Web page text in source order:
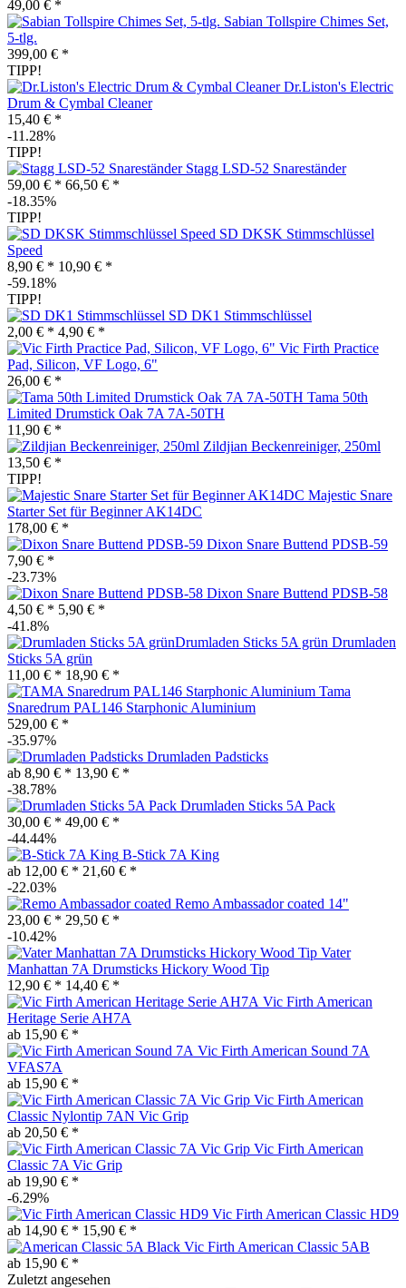
49,00 € *
Sabian Tollspire Chimes Set,
5-tlg.
399,00 € *
TIPP!
Dr.Liston's Electric
Drum & Cymbal Cleaner
15,40 € *
-11.28%
TIPP!
Stagg LSD-52 Snareständer
59,00 € * 66,50 € *
-18.35%
TIPP!
SD DKSK Stimmschlüssel
Speed
8,90 € * 10,90 € *
-59.18%
TIPP!
SD DK1 Stimmschlüssel
2,00 € * 4,90 € *
Vic Firth Practice
Pad, Silicon, VF Logo, 6"
26,00 € *
Tama 50th
Limited Drumstick Oak 7A 7A-50TH
11,90 € *
Zildjian Beckenreiniger, 250ml
13,50 € *
TIPP!
Majestic Snare
Starter Set für Beginner AK14DC
178,00 € *
Dixon Snare Buttend PDSB-59
7,90 € *
-23.73%
Dixon Snare Buttend PDSB-58
4,50 € * 5,90 € *
-41.8%
Drumladen
Sticks 5A grün
11,00 € * 18,90 € *
Tama
Snaredrum PAL146 Starphonic Aluminium
529,00 € *
-35.97%
Drumladen Padsticks
ab 8,90 € * 13,90 € *
-38.78%
Drumladen Sticks 5A Pack
30,00 € * 49,00 € *
-44.44%
B-Stick 7A King
ab 12,00 € * 21,60 € *
-22.03%
Remo Ambassador coated 14"
23,00 € * 29,50 € *
-10.42%
Vater
Manhattan 7A Drumsticks Hickory Wood Tip
12,90 € * 14,40 € *
Vic Firth American
Heritage Serie AH7A
ab 15,90 € *
Vic Firth American Sound 7A
VFAS7A
ab 15,90 € *
Vic Firth American
Classic Nylontip 7AN Vic Grip
ab 20,50 € *
Vic Firth American
Classic 7A Vic Grip
ab 19,90 € *
-6.29%
Vic Firth American Classic HD9
ab 14,90 € * 15,90 € *
Vic Firth American Classic 5AB
ab 15,90 € *
Zuletzt angesehen